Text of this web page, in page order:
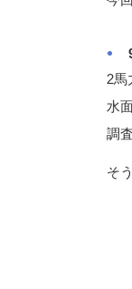
2馬
水
調
そ